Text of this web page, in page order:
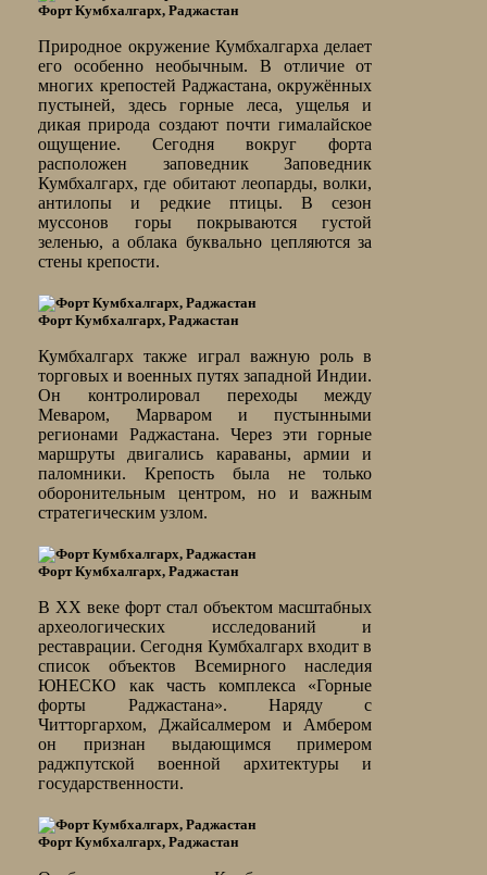
Форт Кумбхалгарх, Раджастан
Природное окружение Кумбхалгарха делает
его особенно необычным. В отличие от
многих крепостей Раджастана, окружённых
пустыней, здесь горные леса, ущелья и
дикая природа создают почти гималайское
ощущение. Сегодня вокруг форта
расположен заповедник Заповедник
Кумбхалгарх, где обитают леопарды, волки,
антилопы и редкие птицы. В сезон
муссонов горы покрываются густой
зеленью, а облака буквально цепляются за
стены крепости.
Форт Кумбхалгарх, Раджастан
Кумбхалгарх также играл важную роль в
торговых и военных путях западной Индии.
Он контролировал переходы между
Меваром, Марваром и пустынными
регионами Раджастана. Через эти горные
маршруты двигались караваны, армии и
паломники. Крепость была не только
оборонительным центром, но и важным
стратегическим узлом.
Форт Кумбхалгарх, Раджастан
В XX веке форт стал объектом масштабных
археологических исследований и
реставрации. Сегодня Кумбхалгарх входит в
список объектов Всемирного наследия
ЮНЕСКО как часть комплекса «Горные
форты Раджастана». Наряду с
Читторгархом, Джайсалмером и Амбером
он признан выдающимся примером
раджпутской военной архитектуры и
государственности.
Форт Кумбхалгарх, Раджастан